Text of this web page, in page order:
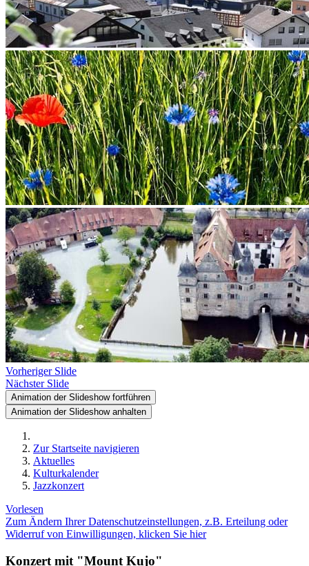
Vorheriger Slide
Nächster Slide
Animation der Slideshow fortführen
Animation der Slideshow anhalten
Zur Startseite navigieren
Aktuelles
Kulturkalender
Jazzkonzert
Vorlesen
Zum Ändern Ihrer Datenschutzeinstellungen, z.B. Erteilung oder
Widerruf von Einwilligungen, klicken Sie hier
Konzert mit "Mount Kujo"